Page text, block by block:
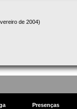
de 2004)
Presenças